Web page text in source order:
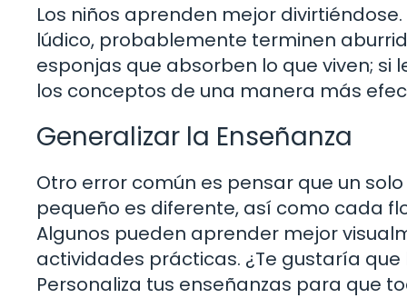
Los niños aprenden mejor
lúdico, probablemente terminen
esponjas que absorben lo que viven;
los conceptos de una manera más
Generalizar la Enseñanza
Otro error común es pensar que un
pequeño es diferente, así como cada
Algunos pueden aprender mejor
actividades prácticas. ¿Te gustaría
Personaliza tus enseñanzas para que